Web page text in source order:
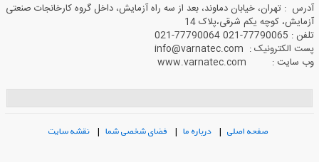
آدرس : تهران، خیابان دماوند، بعد از سه راه آزمایش، داخل گروه کارخانجات صنعتی
آزمایش، کوچه یکم شرقی،پلاک 14
تلفن : 77790065-021 77790064-021
پست الکترونیک : info@varnatec.com
وب سایت : www.varnatec.com
صفحه اصلی| درباره ما| فضای شخصی شما| نقشه سایت